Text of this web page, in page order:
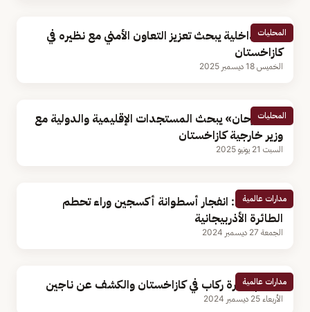
المحليات
وزير الداخلية يبحث تعزيز التعاون الأمني مع نظيره في
كازاخستان
الخميس 18 ديسمبر 2025
المحليات
«بن فرحان» يبحث المستجدات الإقليمية والدولية مع
وزير خارجية كازاخستان
السبت 21 يونيو 2025
مدارات عالمية
كازاخستان: انفجار أسطوانة أكسجين وراء تحطم
الطائرة الأذربيجانية
الجمعة 27 ديسمبر 2024
مدارات عالمية
تحطم طائرة ركاب في كازاخستان والكشف عن ناجين
الأربعاء 25 ديسمبر 2024